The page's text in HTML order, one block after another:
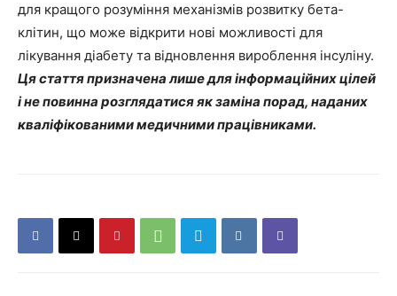
для кращого розуміння механізмів розвитку бета-
клітин, що може відкрити нові можливості для
лікування діабету та відновлення вироблення інсуліну.
Ця стаття призначена лише для інформаційних цілей
і не повинна розглядатися як заміна порад, наданих
кваліфікованими медичними працівниками.